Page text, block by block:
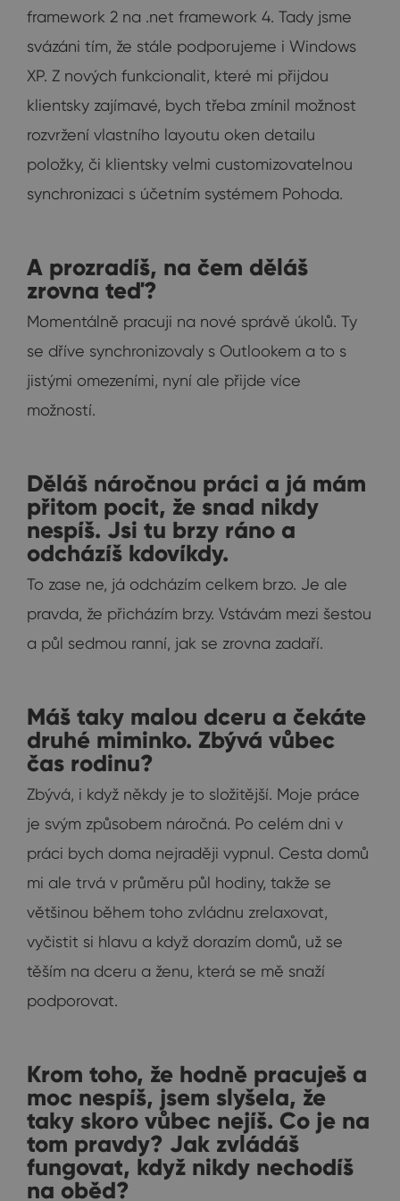
framework 2 na .net framework 4. Tady jsme
svázáni tím, že stále podporujeme i Windows
XP. Z nových funkcionalit, které mi přijdou
klientsky zajímavé, bych třeba zmínil možnost
rozvržení vlastního layoutu oken detailu
položky, či klientsky velmi customizovatelnou
synchronizaci s účetním systémem Pohoda.
A prozradíš, na čem děláš
zrovna teď?
Momentálně pracuji na nové správě úkolů. Ty
se dříve synchronizovaly s Outlookem a to s
jistými omezeními, nyní ale přijde více
možností.
Děláš náročnou práci a já mám
přitom pocit, že snad nikdy
nespíš. Jsi tu brzy ráno a
odcházíš kdovíkdy.
To zase ne, já odcházím celkem brzo. Je ale
pravda, že přicházím brzy. Vstávám mezi šestou
a půl sedmou ranní, jak se zrovna zadaří.
Máš taky malou dceru a čekáte
druhé miminko. Zbývá vůbec
čas rodinu?
Zbývá, i když někdy je to složitější. Moje práce
je svým způsobem náročná. Po celém dni v
práci bych doma nejraději vypnul. Cesta domů
mi ale trvá v průměru půl hodiny, takže se
většinou během toho zvládnu zrelaxovat,
vyčistit si hlavu a když dorazím domů, už se
těším na dceru a ženu, která se mě snaží
podporovat.
Krom toho, že hodně pracuješ a
moc nespíš, jsem slyšela, že
taky skoro vůbec nejíš. Co je na
tom pravdy? Jak zvládáš
fungovat, když nikdy nechodíš
na oběd?